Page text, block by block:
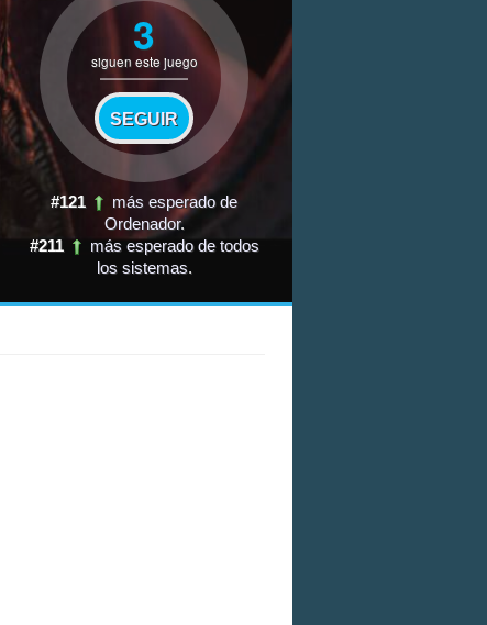
3
siguen este juego
SEGUIR
#121
más esperado de
Ordenador.
#211
más esperado de todos
los sistemas.